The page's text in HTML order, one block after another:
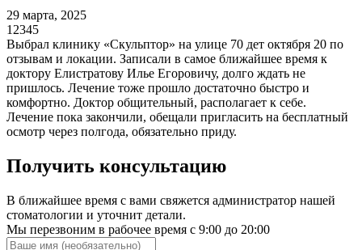
29 марта, 2025
1 2345
Выбрал клинику «Скульптор» на улице 70 дет октября 20 по
отзывам и локации. Записали в самое ближайшее время к
доктору Елистратову Илье Егоровичу, долго ждать не
пришлось. Лечение тоже прошло достаточно быстро и
комфортно. Доктор общительный, располагает к себе.
Лечение пока закончили, обещали пригласить на бесплатный
осмотр через полгода, обязательно приду.
Получить консультацию
В ближайшее время с вами свяжется администратор нашей
стоматологии и уточнит детали.
Мы перезвоним в рабочее время с 9:00 до 20:00